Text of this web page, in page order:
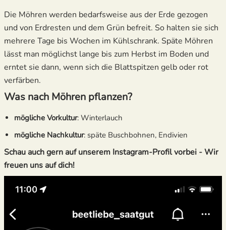
Die Möhren werden bedarfsweise aus der Erde gezogen
und von Erdresten und dem Grün befreit. So halten sie sich
mehrere Tage bis Wochen im Kühlschrank. Späte Möhren
lässt man möglichst lange bis zum Herbst im Boden und
erntet sie dann, wenn sich die Blattspitzen gelb oder rot
verfärben.
Was nach Möhren pflanzen?
mögliche Vorkultur: Winterlauch
mögliche Nachkultur: späte Buschbohnen, Endivien
Schau auch gern auf unserem Instagram-Profil vorbei - Wir
freuen uns auf dich!